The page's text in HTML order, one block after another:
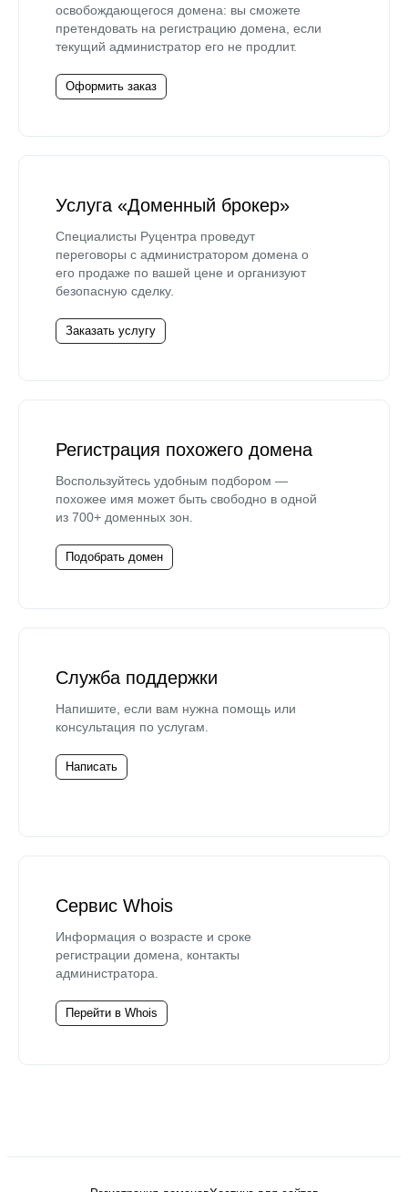
освобождающегося домена: вы сможете
претендовать на регистрацию домена, если
текущий администратор его не продлит.
Оформить заказ
Услуга «Доменный брокер»
Специалисты Руцентра проведут
переговоры с администратором домена о
его продаже по вашей цене и организуют
безопасную сделку.
Заказать услугу
Регистрация похожего домена
Воспользуйтесь удобным подбором —
похожее имя может быть свободно в одной
из 700+ доменных зон.
Подобрать домен
Служба поддержки
Напишите, если вам нужна помощь или
консультация по услугам.
Написать
Сервис Whois
Информация о возрасте и сроке
регистрации домена, контакты
администратора.
Перейти в Whois